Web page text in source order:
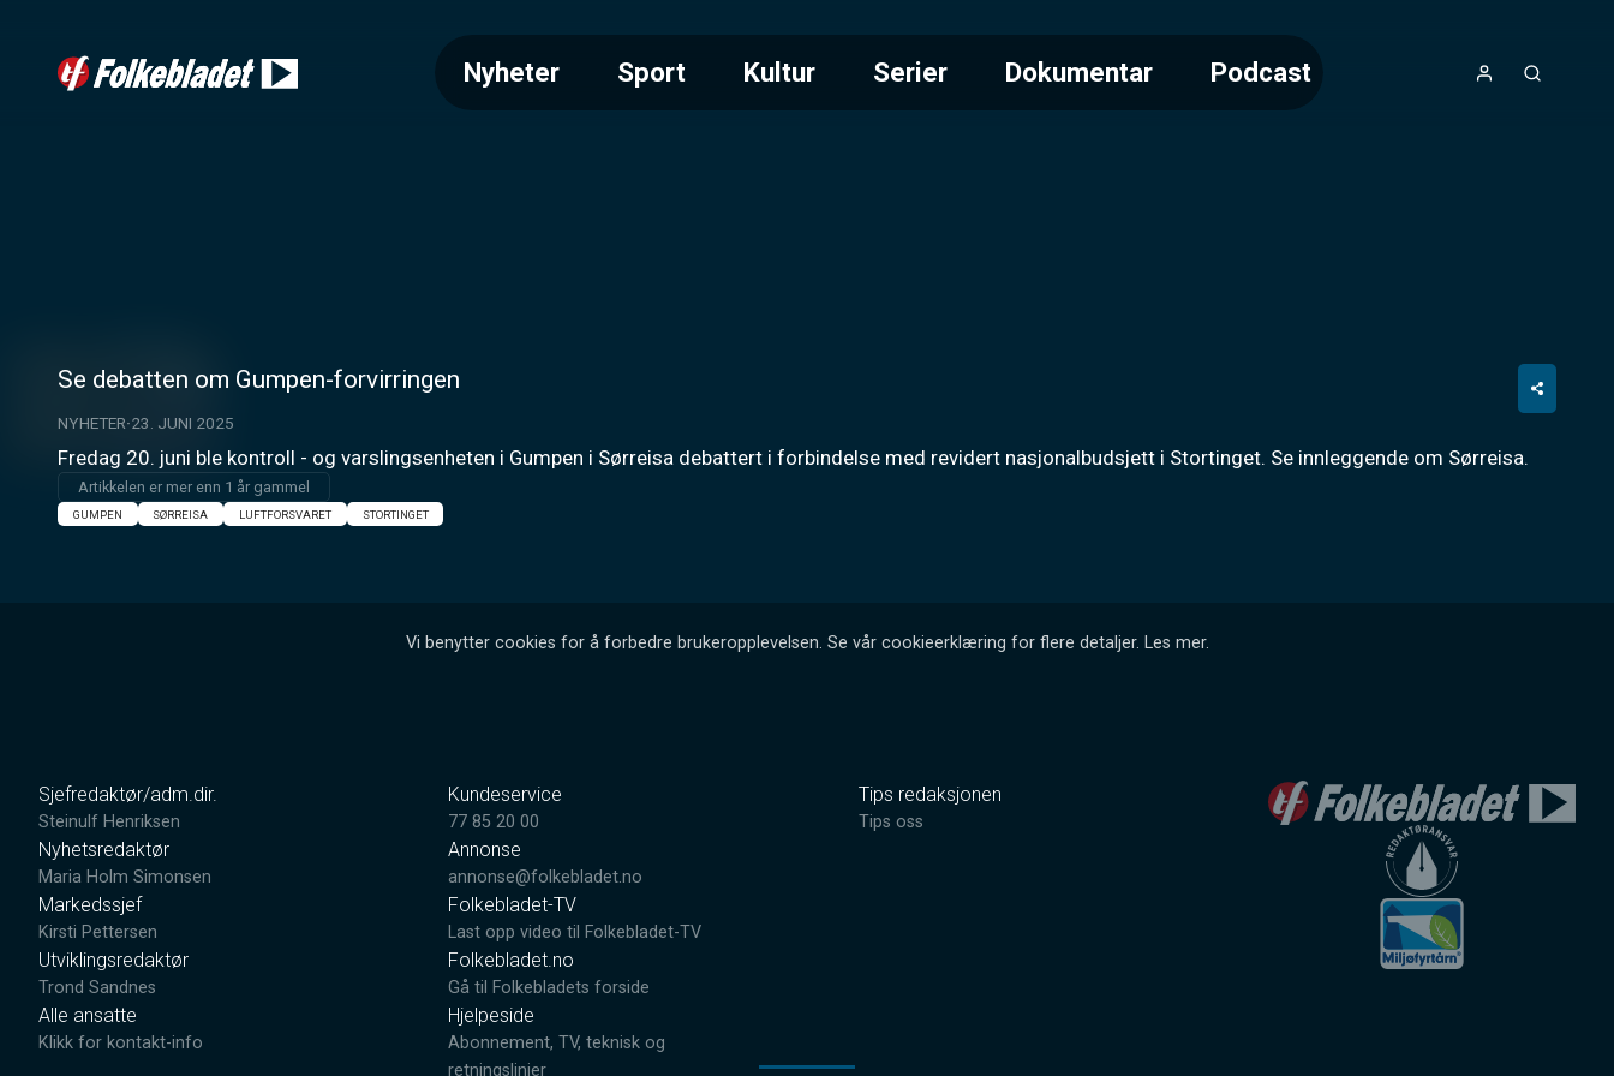
Nyheter Sport Kultur Serier Dokumentar Podcast
Se debatten om Gumpen-forvirringen
NYHETER 23. JUNI 2025
Fredag 20. juni ble kontroll - og varslingsenheten i Gumpen i Sørreisa debattert i forbindelse med revidert nasjonalbudsjett i Stortinget. Se innleggende om Sørreisa.
Artikkelen er mer enn 1 år gammel
GUMPEN SØRREISA LUFTFORSVARET STORTINGET
Vi benytter cookies for å forbedre brukeropplevelsen. Se vår cookieerklæring for flere detaljer. Les mer.
Sjefredaktør/adm.dir.
Steinulf Henriksen
Nyhetsredaktør
Maria Holm Simonsen
Markedssjef
Kirsti Pettersen
Utviklingsredaktør
Trond Sandnes
Alle ansatte
Klikk for kontakt-info
Kundeservice
77 85 20 00
Annonse
annonse@folkebladet.no
Folkebladet-TV
Last opp video til Folkebladet-TV
Folkebladet.no
Gå til Folkebladets forside
Hjelpeside
Abonnement, TV, teknisk og
retningslinjer
Tips redaksjonen
Tips oss